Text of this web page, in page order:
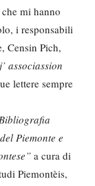
mi hanno
i responsabili
Censin Pich,
associassion
lettere sempre
Piemonte e
a cura di
Piemontèis,